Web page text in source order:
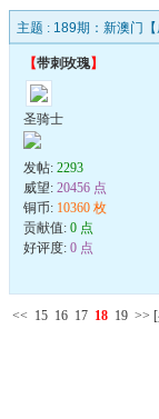
主题 : 189期：新澳门
【带刺玫瑰】
圣骑士
发帖: 2293
威望: 20456 点
铜币: 10360 枚
贡献值: 0 点
好评度: 0 点
<< 15 16 17 18 19 >>